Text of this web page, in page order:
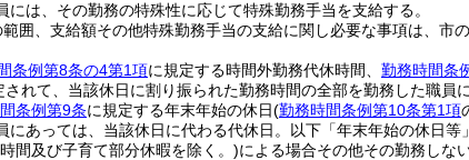
は、その勤務の特殊性に応じて特殊勤務手当を支給する。
囲、支給額その他特殊勤務手当の支給に関し必要な事項は、市の
条例第8条の4第1項に規定する時間外勤務代休時間、 勤務時間条
れて、当該休日に割り振られた勤務時間の全部を勤務した職員
条例第9条に規定する年末年始の休日(勤務時間条例第10条第1項
にあっては、当該休日に代わる代休日。以下「年末年始の休日等
間及び子育て部分休暇を除く。)による場合その他その勤務しな